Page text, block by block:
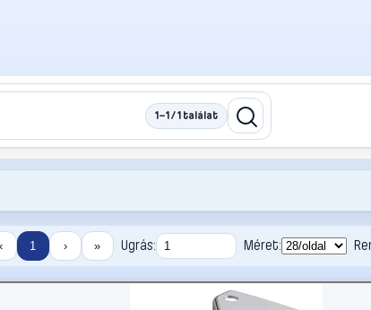
1–1 / 1 találat
‹ 1 › » Ugrás: Méret: